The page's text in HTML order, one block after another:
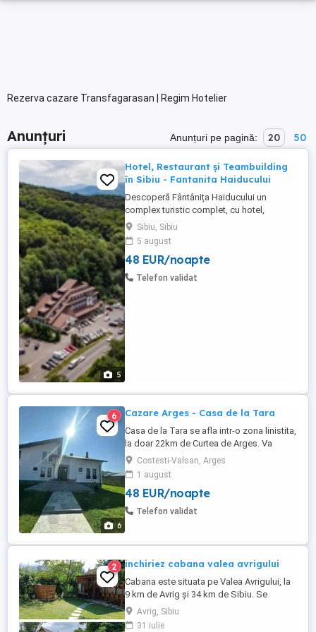
Rezerva cazare Transfagarasan | Regim Hotelier
Anunțuri Anunțuri pe pagină: 20 50
5
Hotel, Restaurant și Teambuilding
în Sibiu - Fantanita Haiducului
Descoperă Fântânița Haiducului un
complex turistic complet, cu hotel,
restaurante, sală de conferințe și spații
dedicate evenimentelor sau teambuilding-
urilor. Locația noastră, la marginea pădurii,
între Sibiu și Brașov. Confort și
gastronomie tradițională Hotelul Fântânița
Sibiu, Sibiu
5 august
48 EUR/noapte
Telefon validat
6
6 Cazare Arges - Casa de la Tara
Casa de la Tara se afla intr-o zona linistita,
la doar 22km de Curtea de Arges. Va
punem la dispozitie un living generos de
50mp2, o bucatarie complet utilata si 7
camere dintre care 5 duble matrimoniale si
2 camere triple. Camerele dispun de baie
proprie, tv, wifi. Optional se poate inchiria
Costesti-Valsan, Arges
1 august
48 EUR/noapte
Telefon validat
2 inchiriez cabana valea avrigului
Cabana este situata pe Valea Avrigului, la
9 km de Avrig și 34 km de Sibiu. Se
inchiriază în mod integral pentru maximu
de 12 persoane . Cabana are incalzire
Avrig, Sibiu
31 iulie